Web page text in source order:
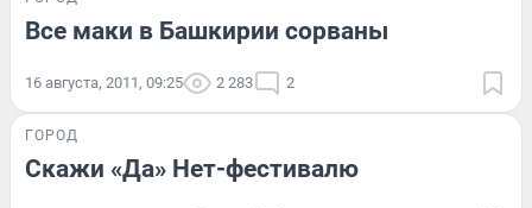
Все маки в Башкирии сорваны
16 августа, 2011, 09:25 2 283 2
ГОРОД
Скажи «Да» Нет-фестивалю